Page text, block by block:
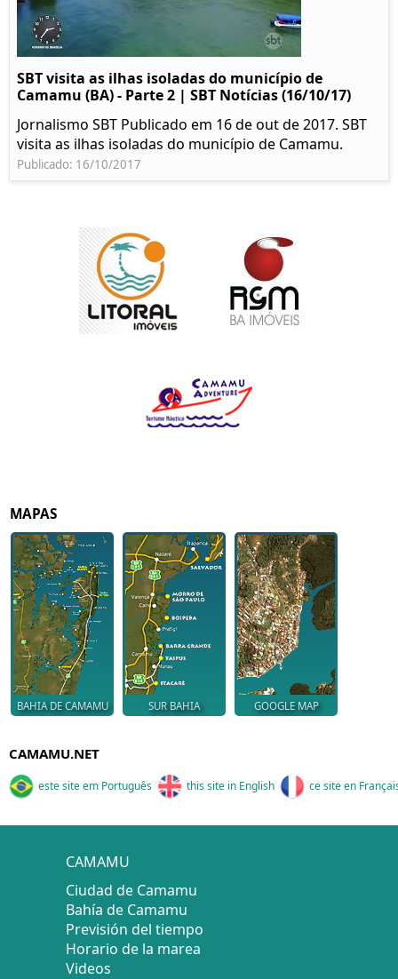
SBT visita as ilhas isoladas do município de
Camamu (BA) - Parte 2 | SBT Notícias (16/10/17)
Jornalismo SBT Publicado em 16 de out de 2017. SBT
visita as ilhas isoladas do município de Camamu.
Publicado: 16/10/2017
MAPAS
BAHIA DE CAMAMU SUR BAHIA GOOGLE MAP
CAMAMU.NET
este site em Português this site in English ce site en
CAMAMU
Ciudad de Camamu
Bahía de Camamu
Previsión del tiempo
Horario de la marea
Videos